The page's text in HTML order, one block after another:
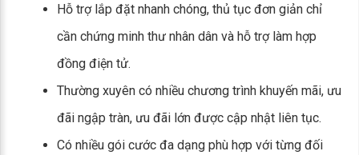
Hỗ trợ lắp đặt nhanh chóng, thủ tục đơn giản chỉ
cần chứng minh thư nhân dân và hỗ trợ làm hợp
đồng điện tử.
Thường xuyên có nhiều chương trình khuyến mãi, ưu
đãi ngập tràn, ưu đãi lớn được cập nhật liên tục.
Có nhiều gói cước đa dạng phù hợp với từng đối